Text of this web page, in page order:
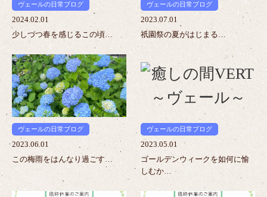
ヴェールの日常ブログ
2024.02.01
少しづつ春を感じるこの頃…
ヴェールの日常ブログ
2023.07.01
祇園祭の夏がはじまる…
>
ヴェールの日常ブログ
2023.06.01
この梅雨をはんなり過ごす…
ヴェールの日常ブログ
2023.05.01
ゴールデンウィークを如何に愉
しむか…